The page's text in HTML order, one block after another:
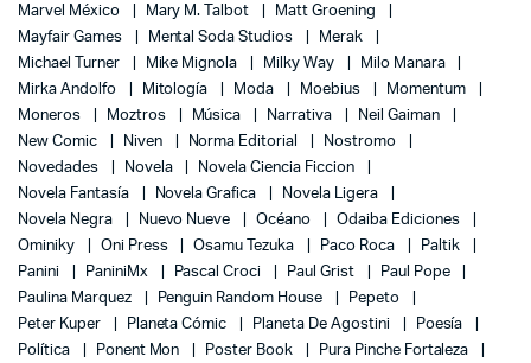
Marvel México
Mary M. Talbot
Matt Groening
Mayfair Games
Mental Soda Studios
Merak
Michael Turner
Mike Mignola Milky Way
Milo Manara
Mirka Andolfo
Mitología Moda Moebius
Momentum
Moneros
Moztros Música Narrativa
Neil Gaiman
New Comic
Niven Norma Editorial
Nostromo
Novedades
Novela
Novela Ciencia Ficcion
Novela Fantasía
Novela Grafica
Novela Ligera
Novela Negra
Nuevo Nueve Océano
Odaiba Ediciones
Ominiky
Oni Press Osamu Tezuka Paco Roca
Paltik
Panini
PaniniMx Pascal Croci Paul Grist
Paul Pope
Paulina Marquez
Penguin Random House
Pepeto
Peter Kuper
Planeta Cómic Planeta De Agostini
Poesía
Política
Ponent Mon Poster Book
Pura Pinche Fortaleza